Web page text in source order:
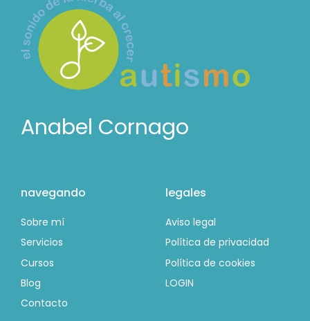
Anabel Cornago
navegando
Sobre mí
Servicios
Cursos
Blog
Contacto
legales
Aviso legal
Política de privacidad
Política de cookies
LOGIN